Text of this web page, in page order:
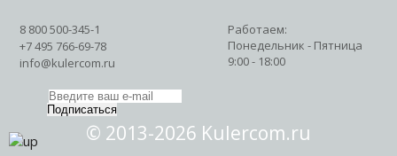
8 800 500-345-1
+7 495 766-69-78
info@kulercom.ru
Подписаться
Работаем:
Понедельник - Пятница
9:00 - 18:00
© 2013-2026 Kulercom.ru